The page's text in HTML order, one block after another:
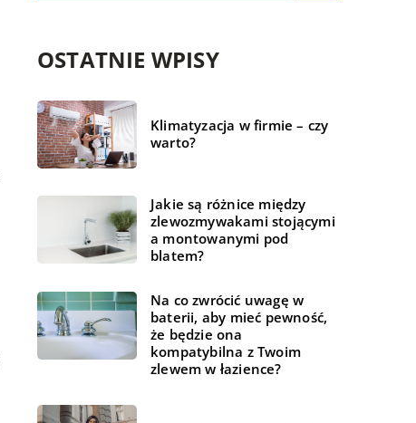
OSTATNIE WPISY
Klimatyzacja w firmie – czy
warto?
Jakie są różnice między
zlewozmywakami stojącymi
a montowanymi pod
blatem?
Na co zwrócić uwagę w
baterii, aby mieć pewność,
że będzie ona
kompatybilna z Twoim
zlewem w łazience?